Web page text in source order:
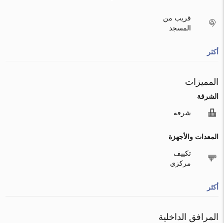
قريب من
المسجد
أكثر
المميزات
الشرفة
شرفة
المعدات والأجهزة
تكييف
مركزي
أكثر
المرافق الداخلية